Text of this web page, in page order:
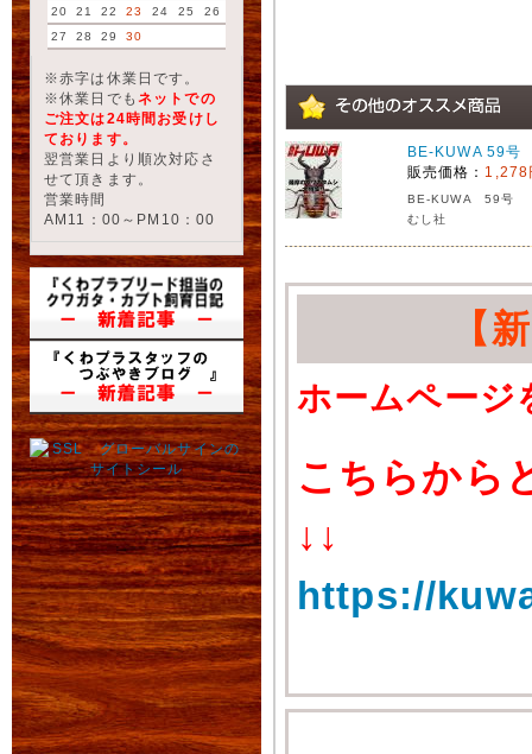
20
21 22 23 24 25
26
27
28 29 30
※赤字は休業日です。
※休業日でも ネットでの
ご注文は24時間お受けし
ております。
翌営業日より順次対応さ
せて頂きます。
営業時間
AM11：00～PM10：00
BE-KUWA 59号
販売価格： 1,278
BE-KUWA 59号
むし社
【
ホームページ
こちらから
↓↓
https://